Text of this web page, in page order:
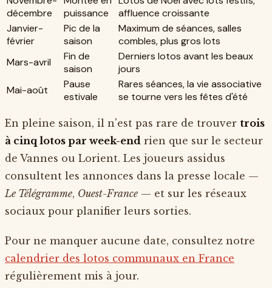
décembre
puissance
affluence croissante
Janvier-
février
Pic de la
saison
Maximum de séances, salles
combles, plus gros lots
Mars-avril
Fin de
saison
Derniers lotos avant les beaux
jours
Mai-août
Pause
estivale
Rares séances, la vie associative
se tourne vers les fêtes d'été
En pleine saison, il n'est pas rare de trouver trois
à cinq lotos par week-end rien que sur le secteur
de Vannes ou Lorient. Les joueurs assidus
consultent les annonces dans la presse locale —
Le Télégramme, Ouest-France — et sur les réseaux
sociaux pour planifier leurs sorties.
Pour ne manquer aucune date, consultez notre
calendrier des lotos communaux en France
régulièrement mis à jour.